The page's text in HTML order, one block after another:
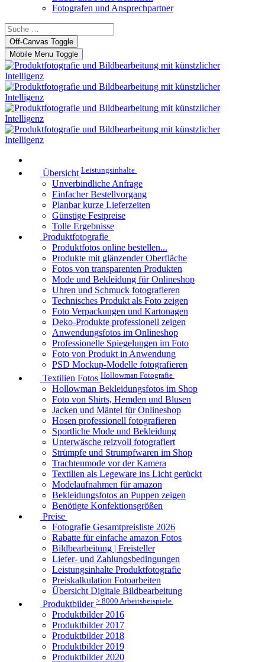
Fotografen und Ansprechpartner
Off-Canvas Toggle
Mobile Menu Toggle
Übersicht Leistungsinhalte
Unverbindliche Anfrage
Einfacher Bestellvorgang
Planbar kurze Lieferzeiten
Günstige Festpreise
Tolle Ergebnisse
Produktfotografie
Produktfotos online bestellen...
Produkte mit glänzender Oberfläche
Fotos von transparenten Produkten
Mode und Bekleidung für Onlineshop
Uhren und Schmuck fotografieren
Technisches Produkt als Foto zeigen
Foto Verpackungen und Kartonagen
Deko-Produkte professionell zeigen
Anwendungsfotos im Onlineshop
Professionelle Spiegelungen im Foto
Foto von Produkt in Anwendung
PSD Mockup-Modelle fotografieren
Textilien Fotos Hollowman Fotografie
Hollowman Bekleidungsfotos im Shop
Foto von Shirts, Hemden und Blusen
Jacken und Mäntel für Onlineshop
Hosen professionell fotografieren
Sportliche Mode und Bekleidung
Unterwäsche reizvoll fotografiert
Strümpfe und Strumpfwaren im Shop
Trachtenmode vor der Kamera
Textilien als Legeware ins Licht gerückt
Modelaufnahmen für amazon
Bekleidungsfotos an Puppen zeigen
Benötigte Konfektionsgrößen
Preise
Fotografie Gesamtpreisliste 2026
Rabatte für einfache amazon Fotos
Bildbearbeitung | Freisteller
Liefer- und Zahlungsbedingungen
Leistungsinhalte Produktfotografie
Preiskalkulation Fotoarbeiten
Übersicht Digitale Bildbearbeitung
Produktbilder > 8000 Arbeitsbeispiele
Produktbilder 2016
Produktbilder 2017
Produktbilder 2018
Produktbilder 2019
Produktbilder 2020